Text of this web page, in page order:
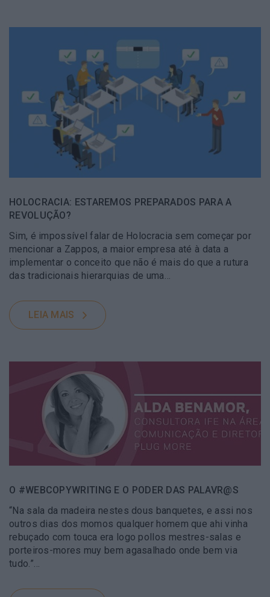
HOLOCRACIA: ESTAREMOS PREPARADOS PARA A
REVOLUÇÃO?
Sim, é impossível falar de Holocracia sem começar por
mencionar a Zappos, a maior empresa até à data a
implementar o conceito que não é mais do que a rutura
das tradicionais hierarquias de uma…
LEIA MAIS
O #WEBCOPYWRITING E O PODER DAS PALAVR@S
“Na sala da madeira nestes dous banquetes, e assi nos
outros dias dos momos qualquer homem que ahi vinha
rebuçado com touca era logo pollos mestres-salas e
porteiros-mores muy bem agasalhado onde bem via
tudo.”…